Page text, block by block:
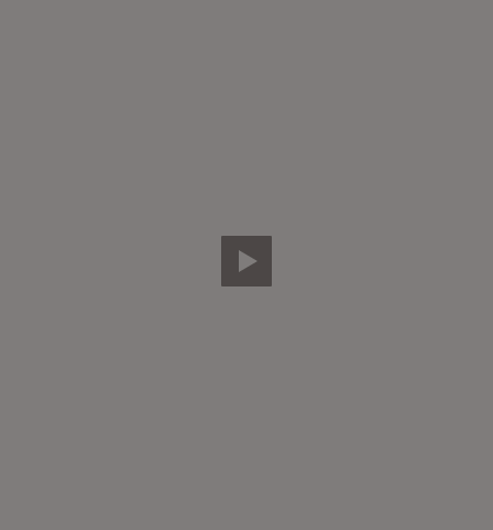
Video abspielen